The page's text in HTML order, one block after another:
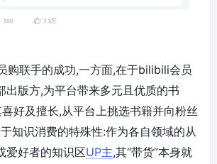
购联手的成功,一方面,在于bilibili会员
出版方,为平台带来多元且优质的书
好及擅长,从平台上挑选书籍并向粉丝
知识消费的特殊性:作为各自领域的从
爱好者的知识区UP主,其“带货”本身就